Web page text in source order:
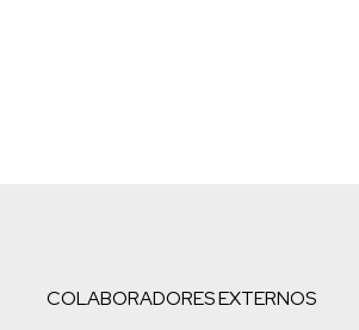
COLABORADORES EXTERNOS